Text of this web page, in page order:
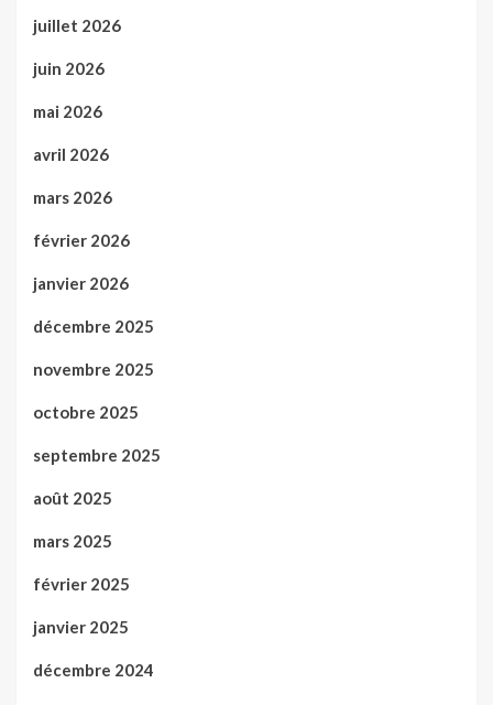
juillet 2026
juin 2026
mai 2026
avril 2026
mars 2026
février 2026
janvier 2026
décembre 2025
novembre 2025
octobre 2025
septembre 2025
août 2025
mars 2025
février 2025
janvier 2025
décembre 2024